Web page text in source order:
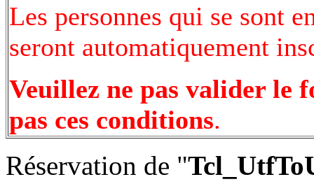
Les personnes qui se sont
seront automatiquement
Veuillez ne pas valider le
pas ces conditions.
Réservation de "